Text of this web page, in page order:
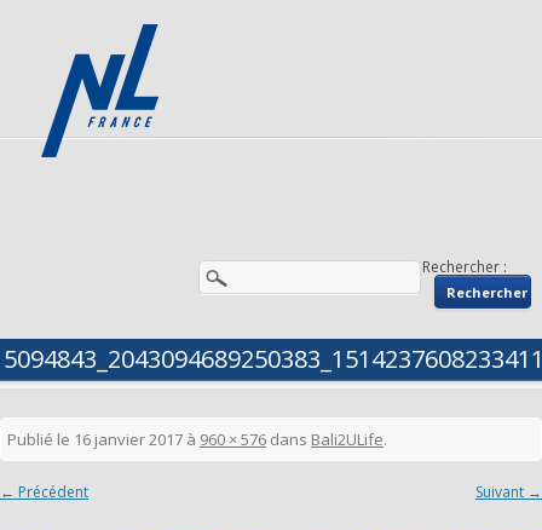
Rechercher :
Publié le 16 janvier 2017 à 960 × 576 dans Bali2ULife.
← Précédent Suivant →